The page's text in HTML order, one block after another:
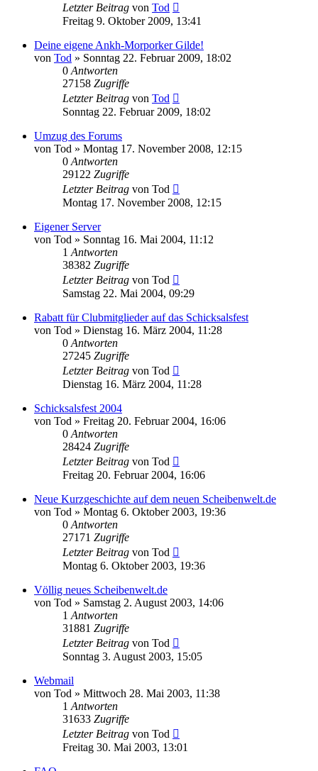
Letzter Beitrag von Tod
Freitag 9. Oktober 2009, 13:41
Deine eigene Ankh-Morporker Gilde!
von Tod » Sonntag 22. Februar 2009, 18:02
0 Antworten
27158 Zugriffe
Letzter Beitrag von Tod
Sonntag 22. Februar 2009, 18:02
Umzug des Forums
von Tod » Montag 17. November 2008, 12:15
0 Antworten
29122 Zugriffe
Letzter Beitrag von Tod
Montag 17. November 2008, 12:15
Eigener Server
von Tod » Sonntag 16. Mai 2004, 11:12
1 Antworten
38382 Zugriffe
Letzter Beitrag von Tod
Samstag 22. Mai 2004, 09:29
Rabatt für Clubmitglieder auf das Schicksalsfest
von Tod » Dienstag 16. März 2004, 11:28
0 Antworten
27245 Zugriffe
Letzter Beitrag von Tod
Dienstag 16. März 2004, 11:28
Schicksalsfest 2004
von Tod » Freitag 20. Februar 2004, 16:06
0 Antworten
28424 Zugriffe
Letzter Beitrag von Tod
Freitag 20. Februar 2004, 16:06
Neue Kurzgeschichte auf dem neuen Scheibenwelt.de
von Tod » Montag 6. Oktober 2003, 19:36
0 Antworten
27171 Zugriffe
Letzter Beitrag von Tod
Montag 6. Oktober 2003, 19:36
Völlig neues Scheibenwelt.de
von Tod » Samstag 2. August 2003, 14:06
1 Antworten
31881 Zugriffe
Letzter Beitrag von Tod
Sonntag 3. August 2003, 15:05
Webmail
von Tod » Mittwoch 28. Mai 2003, 11:38
1 Antworten
31633 Zugriffe
Letzter Beitrag von Tod
Freitag 30. Mai 2003, 13:01